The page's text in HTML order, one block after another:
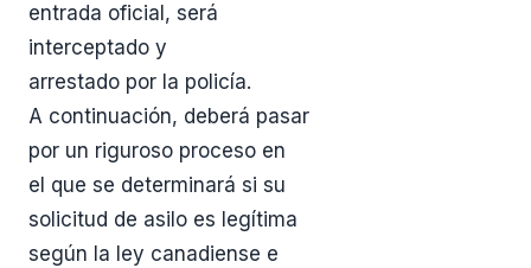
entrada oficial, será
interceptado y
arrestado por la policía.
A continuación, deberá pasar
por un riguroso proceso en
el que se determinará si su
solicitud de asilo es legítima
según la ley canadiense e